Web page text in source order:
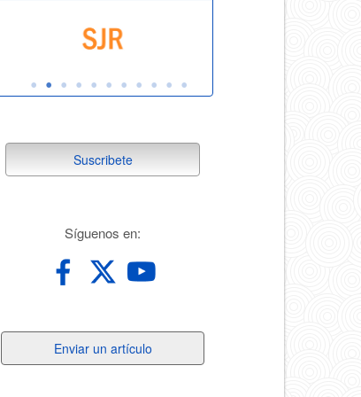
suscribete
Suscribete
Síguenos en:
un
Enviar un artículo